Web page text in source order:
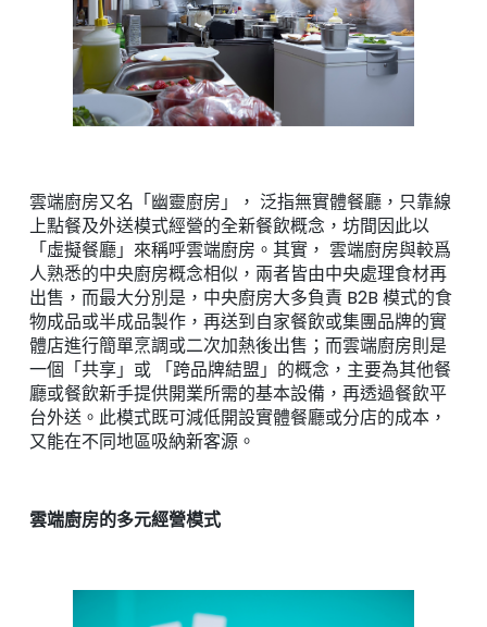
雲端廚房又名「幽靈廚房」， 泛指無實體餐廳，只靠線
上點餐及外送模式經營的全新餐飲概念，坊間因此以
「虛擬餐廳」來稱呼雲端廚房。其實， 雲端廚房與較爲
人熟悉的中央廚房概念相似，兩者皆由中央處理食材再
出售，而最大分別是，中央廚房大多負責 B2B 模式的食
物成品或半成品製作，再送到自家餐飲或集團品牌的實
體店進行簡單烹調或二次加熱後出售；而雲端廚房則是
一個「共享」或 「跨品牌結盟」的概念，主要為其他餐
廳或餐飲新手提供開業所需的基本設備，再透過餐飲平
台外送。此模式既可減低開設實體餐廳或分店的成本，
又能在不同地區吸納新客源。
雲端廚房的多元經營模式